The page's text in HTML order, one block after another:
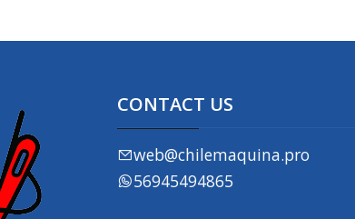
CONTACT US
web@chilemaquina.pro
56945494865